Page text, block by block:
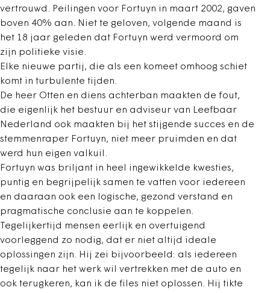
vertrouwd. Peilingen voor Fortuyn in maart 2002, gaven
boven 40% aan. Niet te geloven, volgende maand is
het 18 jaar geleden dat Fortuyn werd vermoord om
zijn politieke visie.
Elke nieuwe partij, die als een komeet omhoog schiet
komt in turbulente tijden.
De heer Otten en diens achterban maakten de fout,
die eigenlijk het bestuur en adviseur van Leefbaar
Nederland ook maakten bij het stijgende succes en de
stemmenraper Fortuyn, niet meer pruimden en dat
werd hun eigen valkuil.
Fortuyn was briljant in heel ingewikkelde kwesties,
puntig en begrijpelijk samen te vatten voor iedereen
en daaraan ook een logische, gezond verstand en
pragmatische conclusie aan te koppelen.
Tegelijkertijd mensen eerlijk en overtuigend
voorleggend zo nodig, dat er niet altijd ideale
oplossingen zijn. Hij zei bijvoorbeeld: als iedereen
tegelijk naar het werk wil vertrekken met de auto en
ook terugkeren, kan ik de files niet oplossen. Hij tikte